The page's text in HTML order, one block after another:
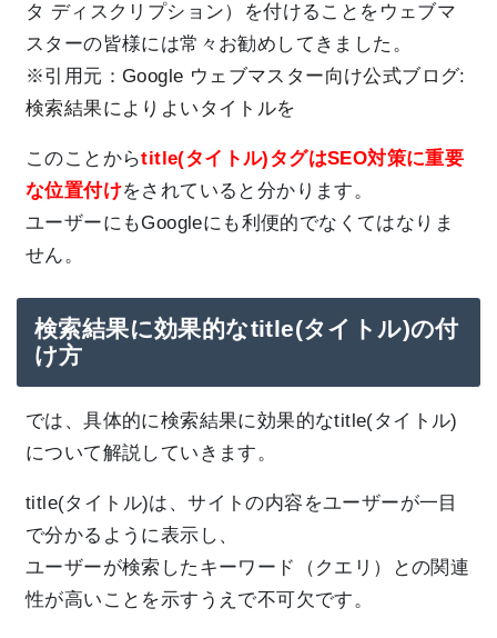
タ ディスクリプション）を付けることをウェブマ
スターの皆様には常々お勧めしてきました。
※引用元： Google ウェブマスター向け公式ブログ:
検索結果によりよいタイトルを
このことからtitle(タイトル)タグはSEO対策に重要
な位置付けをされていると分かります。
ユーザーにもGoogleにも利便的でなくてはなりま
せん。
検索結果に効果的なtitle(タイトル)の付
け方
では、具体的に検索結果に効果的なtitle(タイトル)
について解説していきます。
title(タイトル)は、サイトの内容をユーザーが一目
で分かるように表示し、
ユーザーが検索したキーワード（クエリ）との関連
性が高いことを示すうえで不可欠です。